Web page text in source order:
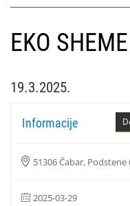
EKO
19.3.2025.
Informacije
51306 Čabar, Podstene
2025-03-29